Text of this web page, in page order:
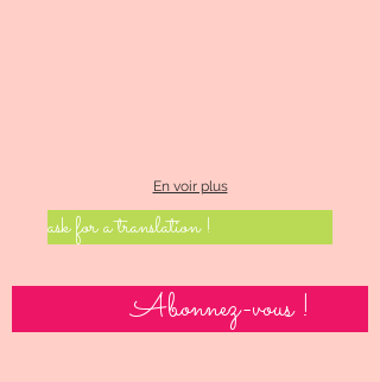
En voir plus
ask for a translation !
Abonnez-vous !